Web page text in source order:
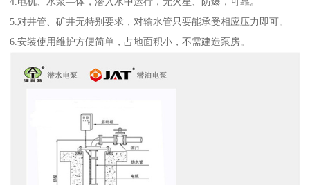
5.对井管、矿井无特别要求，对输水管只要能承受相应压力即可。
6.安装使用维护方便简单，占地面积小，不需建造泵房。